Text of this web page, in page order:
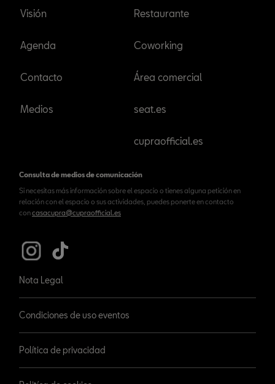
Visión
Agenda
Contacto
Medios
Restaurante
Coworking
Área comercial
seat.es
cupraofficial.es
Consulta de medios de comunicación
Si necesitas más información sobre el espacio o tienes alguna petición en
relación con el espacio o sus actividades, puedes ponerte en contacto
concasacupra@cupraofficial.es
Nota Legal
Condiciones de uso eventos
Política de privacidad